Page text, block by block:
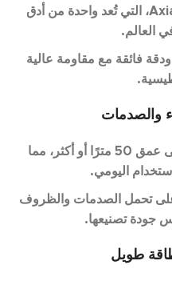
Axial Master Chronometer، التي تُعد واحدة من أدق
العالم.
فائقة مع مقاومة عالية
تُعد الساعة مقاومة للماء حتى عمق 50 مترًا أو أكثر، مما
اليومي.
على تحمل الصدمات والظروف
جودة تصنيعها.